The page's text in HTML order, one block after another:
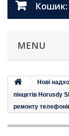
Кошик:
MENU
Нові
пінцетів Horusdy
ремонту